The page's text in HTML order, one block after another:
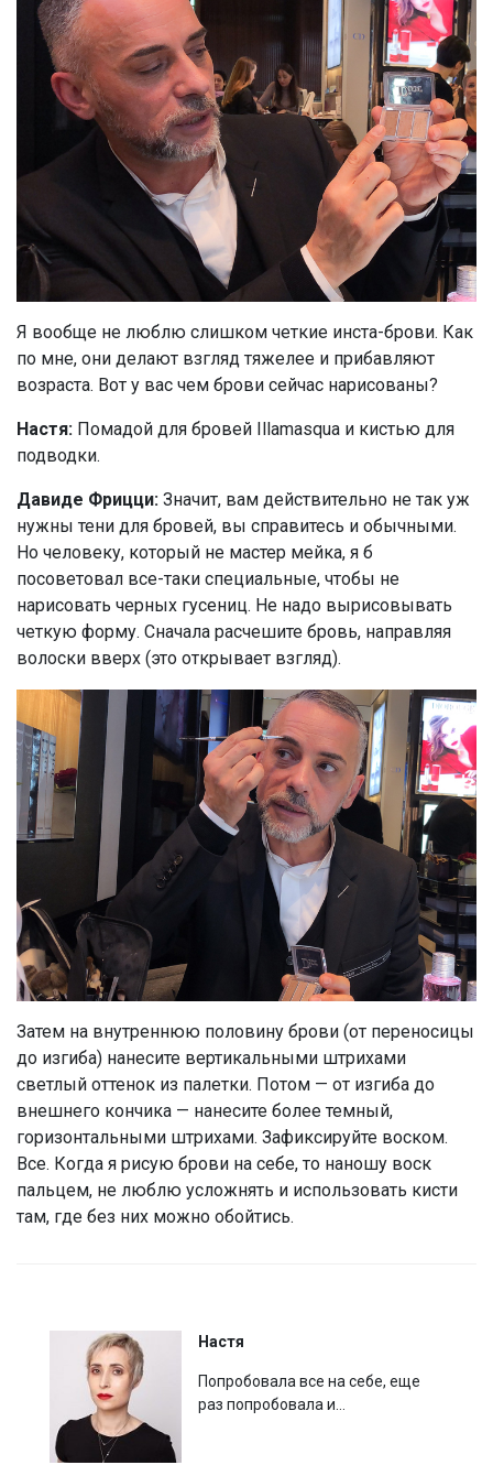
Я вообще не люблю слишком четкие инста-брови. Как
по мне, они делают взгляд тяжелее и прибавляют
возраста. Вот у вас чем брови сейчас нарисованы?
Настя: Помадой для бровей Illamasqua и кистью для
подводки.
Давиде Фрицци: Значит, вам действительно не так уж
нужны тени для бровей, вы справитесь и обычными.
Но человеку, который не мастер мейка, я б
посоветовал все-таки специальные, чтобы не
нарисовать черных гусениц. Не надо вырисовывать
четкую форму. Сначала расчешите бровь, направляя
волоски вверх (это открывает взгляд).
Затем на внутреннюю половину брови (от переносицы
до изгиба) нанесите вертикальными штрихами
светлый оттенок из палетки. Потом — от изгиба до
внешнего кончика — нанесите более темный,
горизонтальными штрихами. Зафиксируйте воском.
Все. Когда я рисую брови на себе, то наношу воск
пальцем, не люблю усложнять и использовать кисти
там, где без них можно обойтись.
Настя
Попробовала все на себе, еще
раз попробовала и…